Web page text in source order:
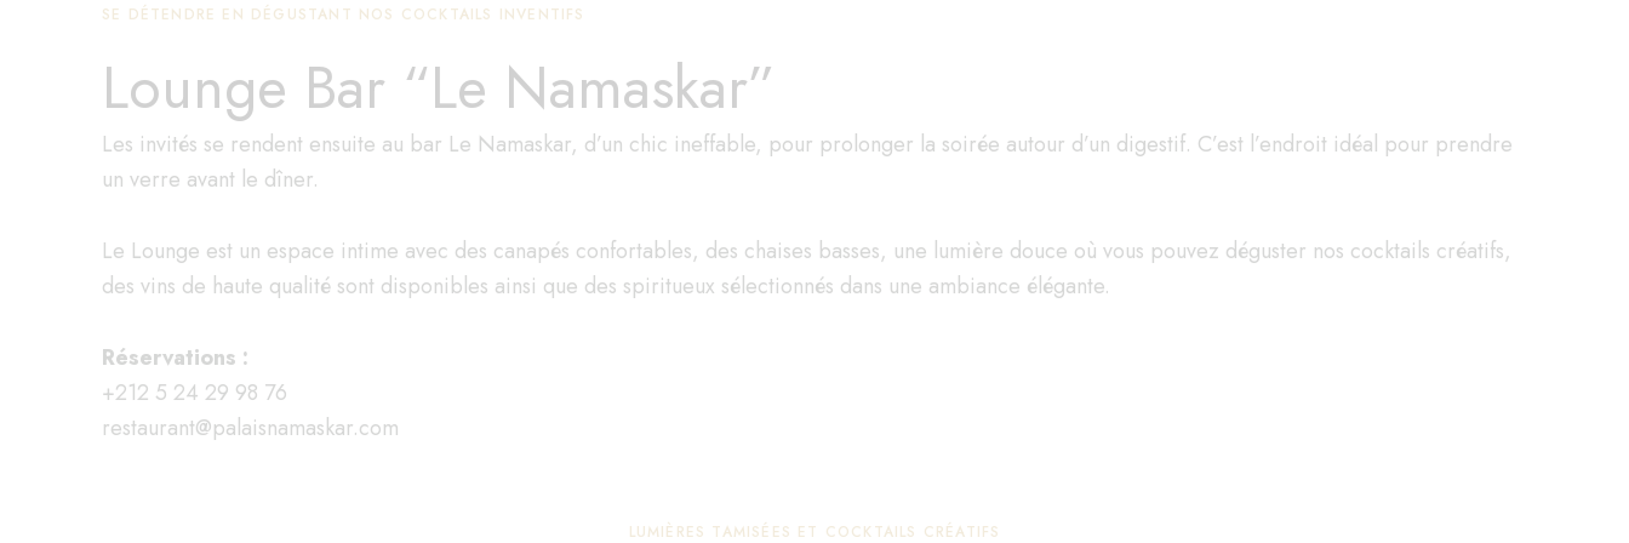
SE DÉTENDRE EN DÉGUSTANT NOS COCKTAILS INVENTIFS
Lounge Bar “Le Namaskar”
Les invités se rendent ensuite au bar Le Namaskar, d’un chic ineffable, pour prolonger la soirée autour d’un digestif. C’est l’endroit idéal pour prendre
un verre avant le dîner.
Le Lounge est un espace intime avec des canapés confortables, des chaises basses, une lumière douce où vous pouvez déguster nos cocktails créatifs,
des vins de haute qualité sont disponibles ainsi que des spiritueux sélectionnés dans une ambiance élégante.
Réservations :
+212 5 24 29 98 76
restaurant@palaisnamaskar.com
LUMIÈRES TAMISÉES ET COCKTAILS CRÉATIFS